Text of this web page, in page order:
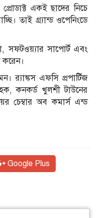
একই ছাদের নিচে
তাই গ্র্যান্ড ওপেনিংডে
সফটওয়্যার সাপোর্ট এবং
করেন।
র‌্যাঙ্কস এফসি প্রপার্টিজ
কনকর্ড খুলশী টাউনের
চেম্বার অব কমার্স এন্ড
Google Plus